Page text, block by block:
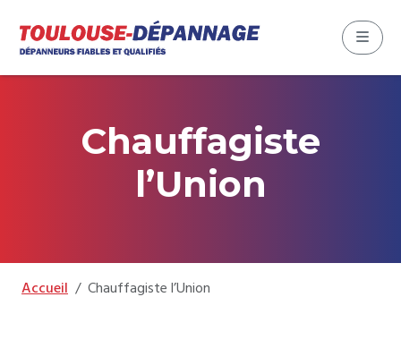
Menu
Chauffagiste
l’Union
Accueil Chauffagiste l’Union